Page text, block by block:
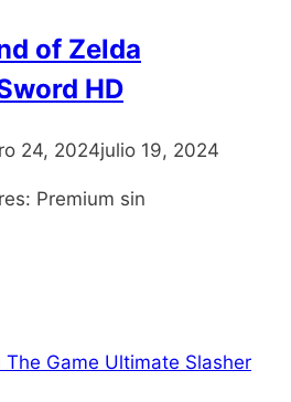
of Zelda
HD
24, 2024julio 19, 2024
Premium sin